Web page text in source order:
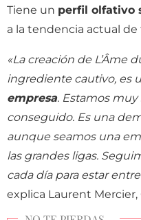
Tiene un perfil olfativo
a la tendencia actual de
«La creación de L’Âme
ingrediente cautivo, es
empresa. Estamos
conseguido. Es una
aunque seamos una
las grandes ligas.
cada día para estar
explica Laurent Mercier,